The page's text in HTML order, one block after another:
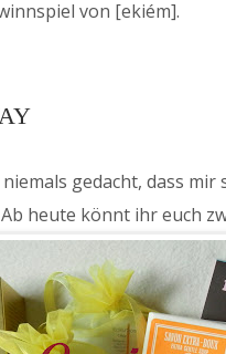
von [ekiém].
gedacht, dass
heute könnt ihr euch